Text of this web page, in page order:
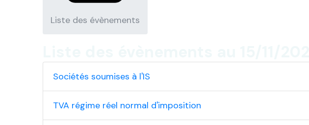
Liste des évènements
Sociétés soumises à l'IS
TVA régime réel normal d'imposition